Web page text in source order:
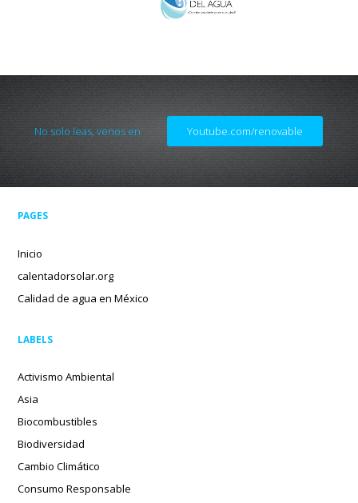
No solo leas, venos en Youtube.com/renovable
PAGES
Inicio
calentadorsolar.org
Calidad de agua en México
LABELS
Activismo Ambiental
Asia
Biocombustibles
Biodiversidad
Cambio Climático
Consumo Responsable